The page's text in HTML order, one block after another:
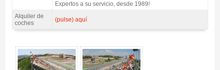
Expertos a su servicio, desde 1989!
Alquiler de
coches
(pulse) aquí